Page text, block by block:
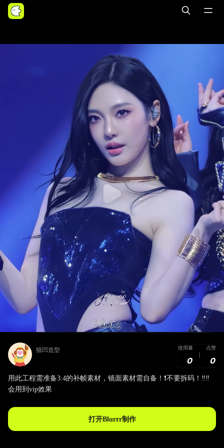
猫凹造型 使用量
0
点赞
0
用此工程需准备3:4的补帧素材，镜面素材需自备！❗️不要拆码！‼️‼️
会用到vip效果
打开Blurrr制作